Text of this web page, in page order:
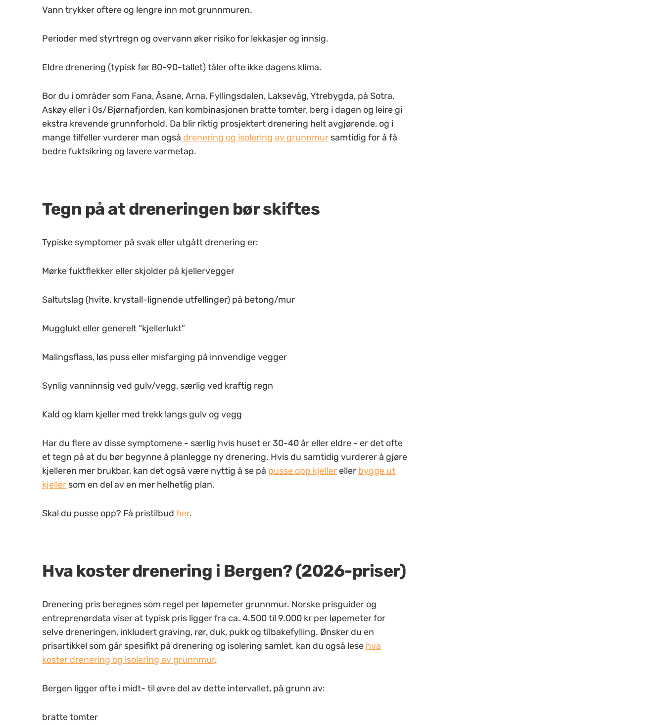
Vann trykker oftere og lengre inn mot grunnmuren.
Perioder med styrtregn og overvann øker risiko for lekkasjer og innsig.
Eldre drenering (typisk før 80-90-tallet) tåler ofte ikke dagens klima.
Bor du i områder som Fana, Åsane, Arna, Fyllingsdalen, Laksevåg, Ytrebygda, på Sotra,
Askøy eller i Os/Bjørnafjorden, kan kombinasjonen bratte tomter, berg i dagen og leire gi
ekstra krevende grunnforhold. Da blir riktig prosjektert drenering helt avgjørende, og i
mange tilfeller vurderer man også drenering og isolering av grunnmur samtidig for å få
bedre fuktsikring og lavere varmetap.
Tegn på at dreneringen bør skiftes
Typiske symptomer på svak eller utgått drenering er:
Mørke fuktflekker eller skjolder på kjellervegger
Saltutslag (hvite, krystall-lignende utfellinger) på betong/mur
Mugglukt eller generelt “kjellerlukt”
Malingsflass, løs puss eller misfarging på innvendige vegger
Synlig vanninnsig ved gulv/vegg, særlig ved kraftig regn
Kald og klam kjeller med trekk langs gulv og vegg
Har du flere av disse symptomene - særlig hvis huset er 30-40 år eller eldre - er det ofte
et tegn på at du bør begynne å planlegge ny drenering. Hvis du samtidig vurderer å gjøre
kjelleren mer brukbar, kan det også være nyttig å se på pusse opp kjeller eller bygge ut
kjeller som en del av en mer helhetlig plan.
Skal du pusse opp? Få pristilbud her.
Hva koster drenering i Bergen? (2026-priser)
Drenering pris beregnes som regel per løpemeter grunnmur. Norske prisguider og
entreprenørdata viser at typisk pris ligger fra ca. 4.500 til 9.000 kr per løpemeter for
selve dreneringen, inkludert graving, rør, duk, pukk og tilbakefylling. Ønsker du en
prisartikkel som går spesifikt på drenering og isolering samlet, kan du også lese hva
koster drenering og isolering av grunnmur.
Bergen ligger ofte i midt- til øvre del av dette intervallet, på grunn av:
bratte tomter